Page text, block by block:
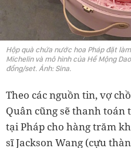
Hộp quà chứa nước hoa Pháp đặt
Michelin và mô hình của Hề Mộng
đồng/set. Ảnh: Sina.
Theo các nguồn tin, vợ
Quân cũng sẽ thanh toán
tại Pháp cho hàng trăm
sĩ Jackson Wang (cựu